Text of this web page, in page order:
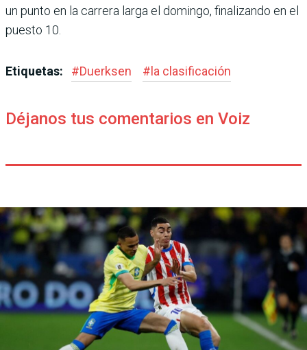
un punto en la carrera larga el domingo, finalizando en el
puesto 10.
Etiquetas: #Duerksen # la clasificación
Déjanos tus comentarios en Voiz